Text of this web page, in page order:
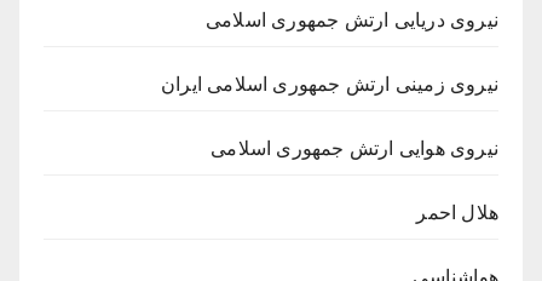
نیروی دریایی ارتش جمهوری اسلامی
نیروی زمینی ارتش جمهوری اسلامی ایران
نیروی هوایی ارتش جمهوری اسلامی
هلال احمر
هواشناسی